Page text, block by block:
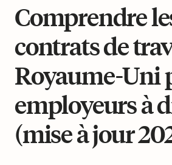
Comprendre
contrats de
Royaume-Uni
employeurs à
(mise à jour